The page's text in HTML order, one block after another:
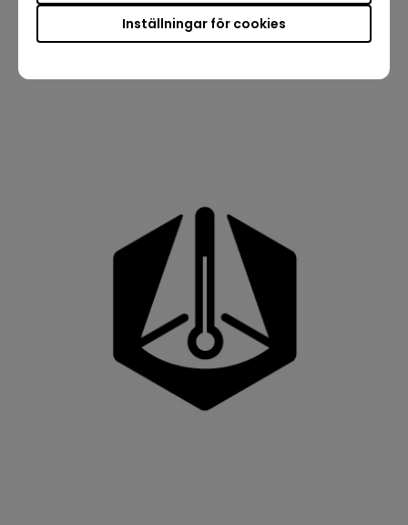
Inställningar för cookies
låter användaren snabbt minska blåljusnivån. Detta
filtrerar ut den kortare blå-violetta strålningen med